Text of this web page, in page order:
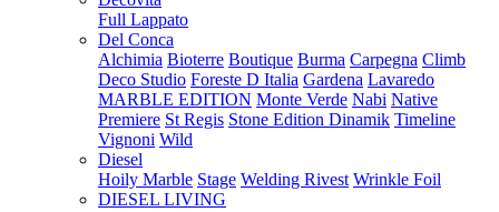
Full Lappato
Del Conca
Alchimia Bioterre Boutique Burma Carpegna Climb
Deco Studio Foreste D Italia Gardena Lavaredo
MARBLE EDITION Monte Verde Nabi Native
Premiere St Regis Stone Edition Dinamik Timeline
Vignoni Wild
Diesel
Hoily Marble Stage Welding Rivest Wrinkle Foil
DIESEL LIVING